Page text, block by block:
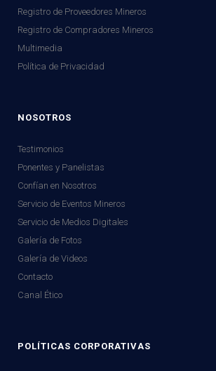
Registro de Proveedores Mineros
Registro de Compradores Mineros
Multimedia
Política de Privacidad
NOSOTROS
Testimonios
Ponentes y Panelistas
Confían en Nosotros
Servicio de Eventos Mineros
Servicio de Medios Digitales
Galería de Fotos
Galería de Videos
Contacto
Canal Ético
POLÍTICAS CORPORATIVAS